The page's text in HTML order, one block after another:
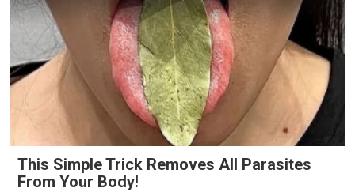
This Simple Trick Removes All Parasites
From Your Body!